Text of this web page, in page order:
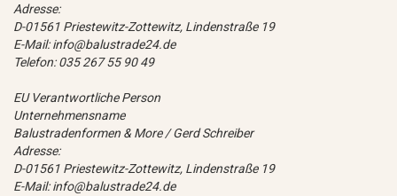
Adresse:
D-01561 Priestewitz-Zottewitz, Lindenstraße 19
E-Mail: info@balustrade24.de
Telefon: 035 267 55 90 49
EU Verantwortliche Person
Unternehmensname
Balustradenformen & More / Gerd Schreiber
Adresse:
D-01561 Priestewitz-Zottewitz, Lindenstraße 19
E-Mail: info@balustrade24.de